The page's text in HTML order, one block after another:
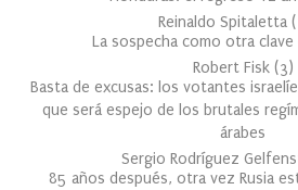
Reinaldo Spitaletta (
La sospecha como otra
Robert Fisk (3)
Basta de excusas: los votantes
que será espejo de los brutales
árabes
Sergio Rodríguez
85 años después, otra vez Rusia